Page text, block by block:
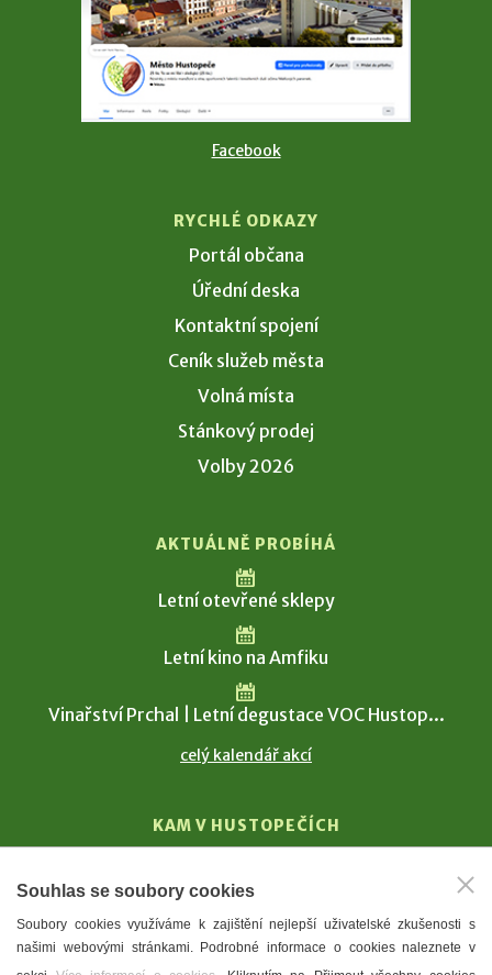
Facebook
RYCHLÉ ODKAZY
Portál občana
Úřední deska
Kontaktní spojení
Ceník služeb města
Volná místa
Stánkový prodej
Volby 2026
AKTUÁLNĚ PROBÍHÁ
Letní otevřené sklepy
Letní kino na Amfiku
Vinařství Prchal | Letní degustace VOC Hustop...
celý kalendář akcí
KAM V HUSTOPEČÍCH
T. G. Masaryk
Mandloně
Ubytování
Souhlas se soubory cookies
Soubory cookies využíváme k zajištění nejlepší uživatelské zkušenosti s
našimi webovými stránkami. Podrobné informace o cookies naleznete v